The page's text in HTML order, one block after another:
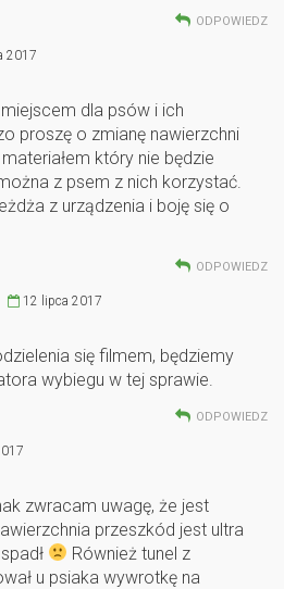
ODPOWIEDZ
2017
dla psów i ich
proszę o zmianę nawierzchni
który nie będzie
z psem z nich korzystać.
z urządzenia i boję się o
ODPOWIEDZ
12 lipca 2017
się filmem, będziemy
wybiegu w tej sprawie.
ODPOWIEDZ
zwracam uwagę, że jest
przeszkód jest ultra
Również tunel z
u psiaka wywrotkę na